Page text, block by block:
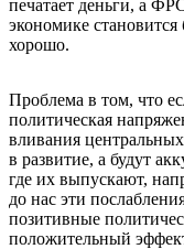
печатает деньги, а
экономике
хорошо.
Проблема в том, что
политическая
вливания
в развитие, а будут
где их выпускают,
до нас эти
позитивные
положительный